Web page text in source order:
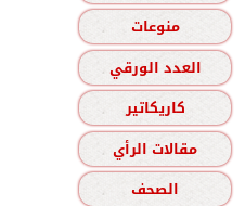
منوعات
العدد الورقي
كاريكاتير
مقالات الرأي
الصحف